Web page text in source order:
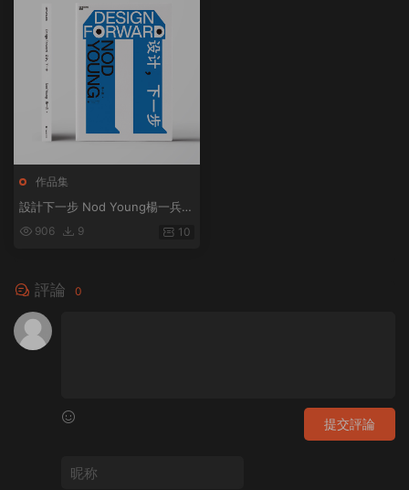
作品集
設計下一步 Nod Young楊一兵著
知名設計師藝術家Nod Young25
906 9 10
評論 0
提交評論